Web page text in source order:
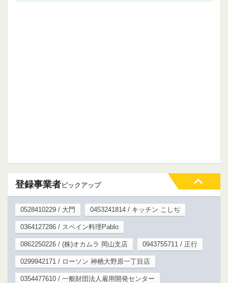
登録事業者ピックアップ
0528410229 / 大門 0453241814 / キッチン こしぢ
0364127286 / スペイン料理Pablo
0862250226 / (株)オカムラ 岡山支店 0943755711 / 正行
0299942171 / ローソン 神栖大野原一丁目店
0354477610 / 一般財団法人雇用開発センター